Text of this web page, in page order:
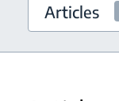
Articles